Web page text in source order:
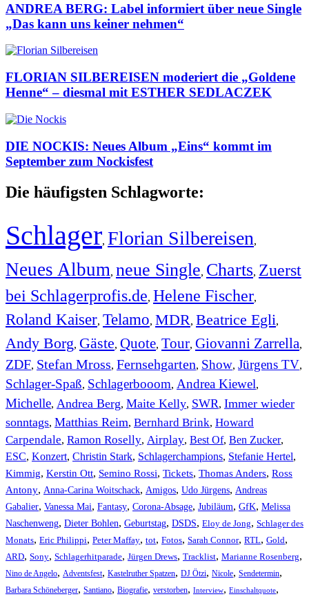
ANDREA BERG: Label informiert über neue Single
„Das kann uns keiner nehmen“
FLORIAN SILBEREISEN moderiert die „Goldene
Henne“ – diesmal mit ESTHER SEDLACZEK
DIE NOCKIS: Neues Album „Eins“ kommt im
September zum Nockisfest
Die häufigsten Schlagworte:
Schlager, Florian Silbereisen,
Neues Album, neue Single, Charts, Zuerst
bei Schlagerprofis.de, Helene Fischer,
Roland Kaiser, Telamo, MDR, Beatrice Egli,
Andy Borg, Gäste, Quote, Tour, Giovanni Zarrella,
ZDF, Stefan Mross, Fernsehgarten, Show, Jürgens TV,
Schlager-Spaß, Schlagerbooom, Andrea Kiewel,
Michelle, Andrea Berg, Maite Kelly, SWR, Immer wieder
sonntags, Matthias Reim, Bernhard Brink, Howard
Carpendale, Ramon Roselly, Airplay, Best Of, Ben Zucker,
ESC, Konzert, Christin Stark, Schlagerchampions, Stefanie Hertel,
Kimmig, Kerstin Ott, Semino Rossi, Tickets, Thomas Anders, Ross
Antony, Anna-Carina Woitschack, Amigos, Udo Jürgens, Andreas
Gabalier, Vanessa Mai, Fantasy, Corona-Absage, Jubiläum, GfK, Melissa
Naschenweng, Dieter Bohlen, Geburtstag, DSDS, Eloy de Jong, Schlager des
Monats, Eric Philippi, Peter Maffay, tot, Fotos, Sarah Connor, RTL, Gold,
ARD, Sony, Schlagerhitparade, Jürgen Drews, Tracklist, Marianne Rosenberg,
Nino de Angelo, Adventsfest, Kastelruther Spatzen, DJ Ötzi, Nicole, Sendetermin,
Barbara Schöneberger, Santiano, Biografie, verstorben, Interview, Einschaltquote,